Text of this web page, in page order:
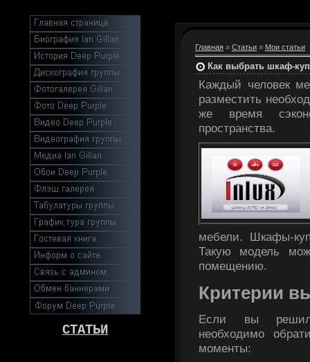
СТАТЬИ
Главная » Статьи » Мои статьи
Как выбрать шкаф-
Каждый человек
разместить
же время
пространства.
мебели. Шкафы-
Такую модель
помещению.
Критерии
Если вы
необходимо
моменты: